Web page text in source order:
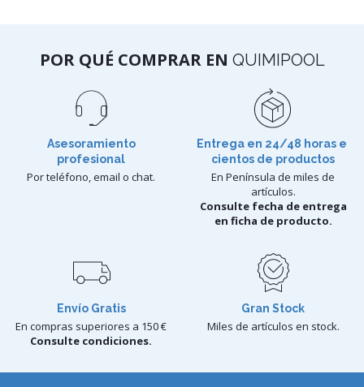
POR QUÉ COMPRAR EN QUIMIPOOL
Asesoramiento
profesional
Por teléfono, email o chat.
Entrega en 24/48 horas e
cientos de productos
En Península de miles de
artículos.
Consulte fecha de entrega
en ficha de producto.
Envío Gratis
En compras superiores a 150 €
Consulte condiciones.
Gran Stock
Miles de artículos en stock.